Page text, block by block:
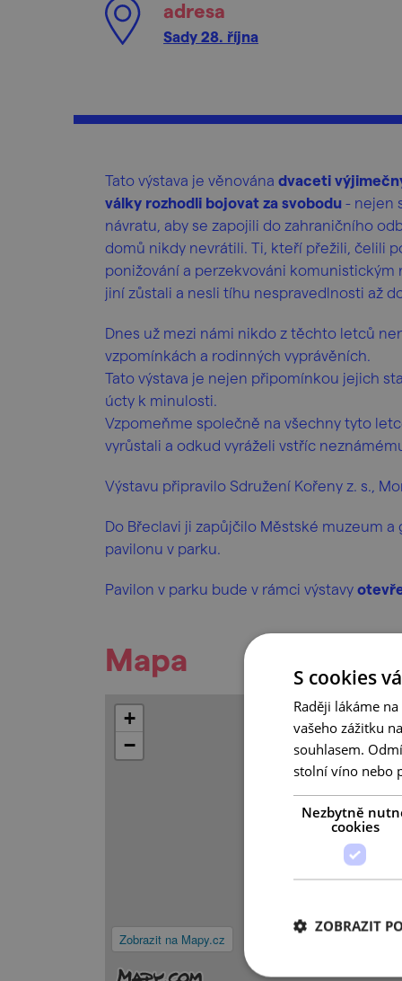
adresa
Sady 28. října
Tato výstava je věnována dvaceti
války rozhodli bojovat za svobodu - nejen
návratu, aby se zapojili do zahraničního
domů nikdy nevrátili. Ti, kteří přežili, čelili
ponižování a perzekvováni
jiní zůstali a nesli tíhu nespravedlnosti až
Dnes už mezi námi nikdo z těchto letců
vzpomínkách a rodinných vyprávěních.
Tato výstava je nejen připomínkou jejich
úcty k minulosti.
Vzpomeňme společně na všechny tyto
vyrůstali a odkud vyráželi vstříc
Výstavu připravilo Sdružení Kořeny z. s.,
Do Břeclavi ji zapůjčilo Městské muzeum
pavilonu v parku.
Pavilon v parku bude v rámci výstavy
Mapa
Zobrazit na Mapy.cz
+
−
S cookies
Raději lákáme
vašeho zážitku
souhlasem.
stolní víno nebo
Nezbytně
cookies
ZOBRAZIT